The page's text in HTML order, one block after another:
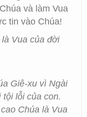
và làm Vua
tin vào Chúa!
Vua của đời
Giê-xu vì Ngài
lỗi của con.
Chúa là Vua